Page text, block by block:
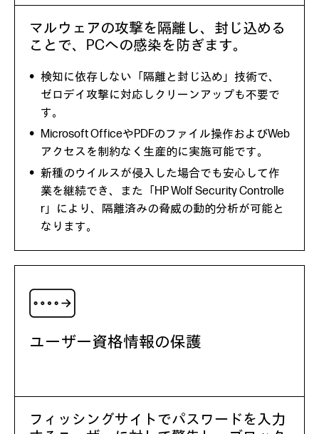
マルウェアの攻撃を隔離し、封じ込める
ことで、PCへの感染を防ぎます。
検知に依存しない「隔離と封じ込め」技術で、
ゼロデイ攻撃に対応しクリーンアップも不要で
す。
Microsoft OfficeやPDFのファイル操作およびWeb
アクセスを制約なく生産的に実施可能です。
新種のウイルスが侵入した場合でも安心して作
業を継続でき、また「HP Wolf Security Controlle
r」により、隔離済みの脅威の動的分析が可能と
なります。
ユーザー資格情報の保護
フィッシングサイトでパスワードを入力